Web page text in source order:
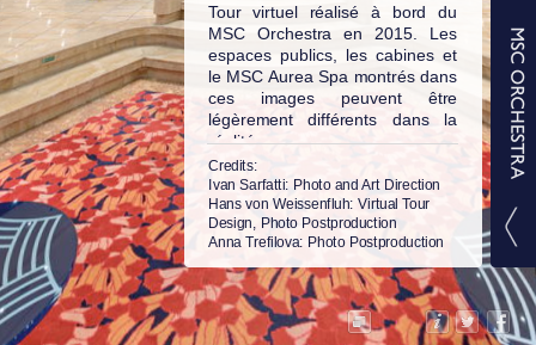
Tour virtuel réalisé à bord du
MSC Orchestra en 2015. Les
espaces publics, les cabines et
le MSC Aurea Spa montrés dans
ces images peuvent être
légèrement différents dans la
réalité.
© MSC Cruises S.A. Tous droits
réservés.
Credits:
Ivan Sarfatti: Photo and Art Direction
Hans von Weissenfluh: Virtual Tour
Design, Photo Postproduction
Anna Trefilova: Photo Postproduction